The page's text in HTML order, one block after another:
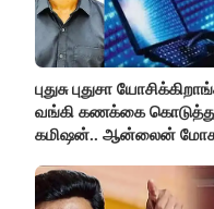
புதுசு புதுசா
வங்கி கணக்கை
கமிஷன்.. ஆன்லைன்
கைது..!!